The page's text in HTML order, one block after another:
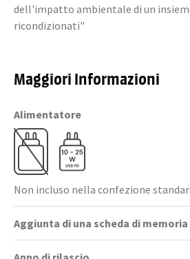
dell'impatto ambientale di un
ricondizionati"
Maggiori Informazioni
Alimentatore
Non incluso nella confezione
Aggiunta di una scheda di memoria